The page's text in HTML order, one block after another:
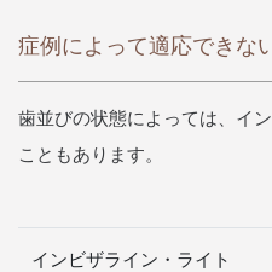
症例によって適応できな
歯並びの状態によっては、イ
こともあります。
インビザライン・ライト